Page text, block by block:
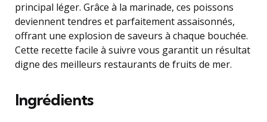
principal léger. Grâce à la marinade, ces poissons
deviennent tendres et parfaitement assaisonnés,
offrant une explosion de saveurs à chaque bouchée.
Cette recette facile à suivre vous garantit un résultat
digne des meilleurs restaurants de fruits de mer.
Ingrédients